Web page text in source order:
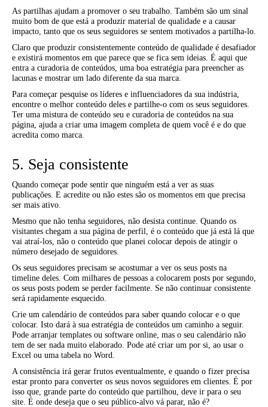
As partilhas ajudam a promover o seu trabalho. Também são um sinal
muito bom de que está a produzir material de qualidade e a causar
impacto, tanto que os seus seguidores se sentem motivados a partilha-lo.
Claro que produzir consistentemente conteúdo de qualidade é desafiador
e existirá momentos em que parece que se fica sem ideias. É aqui que
entra a curadoria de conteúdos, uma boa estratégia para preencher as
lacunas e mostrar um lado diferente da sua marca.
Para começar pesquise os líderes e influenciadores da sua indústria,
encontre o melhor conteúdo deles e partilhe-o com os seus seguidores.
Ter uma mistura de conteúdo seu e curadoria de conteúdos na sua
página, ajuda a criar uma imagem completa de quem você é e do que
acredita como marca.
5. Seja consistente
Quando começar pode sentir que ninguém está a ver as suas
publicações. E acredite ou não estes são os momentos em que precisa
ser mais ativo.
Mesmo que não tenha seguidores, não desista continue. Quando os
visitantes chegam a sua página de perfil, é o conteúdo que já está lá que
vai atraí-los, não o conteúdo que planei colocar depois de atingir o
número desejado de seguidores.
Os seus seguidores precisam se acostumar a ver os seus posts na
timeline deles. Com milhares de pessoas a colocarem posts por segundo,
os seus posts podem se perder facilmente. Se não continuar consistente
será rapidamente esquecido.
Crie um calendário de conteúdos para saber quando colocar e o que
colocar. Isto dará à sua estratégia de conteúdos um caminho a seguir.
Pode arranjar templates ou software online, mas o seu calendário não
tem de ser nada muito elaborado. Pode até criar um por si, ao usar o
Excel ou uma tabela no Word.
A consistência irá gerar frutos eventualmente, e quando o fizer precisa
estar pronto para converter os seus novos seguidores em clientes. É por
isso que, grande parte do conteúdo que partilhou, deve ir para o seu
site. É onde deseja que o seu público-alvo vá parar, não é?